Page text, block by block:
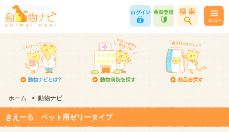
ホーム > 動物ナビ
きえーる ペット用ゼリータイプ